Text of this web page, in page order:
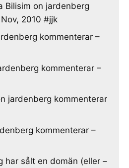
Bilisim on jardenberg
2010 #jjk
kommenterar –
kommenterar –
jardenberg kommenterar
kommenterar –
har sålt en domän (eller –